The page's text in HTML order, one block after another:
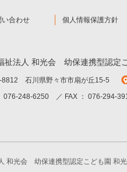
い合わせ 個人情報保護方針
祉法人 和光会 幼保連携型認定
8812 石川県野々市市扇が丘15-5
076-248-6250 ／ FAX ： 076-294-
和光会 幼保連携型認定こども園 和